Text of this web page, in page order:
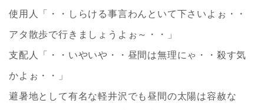
使用人「・・しらける事言わんといて下さいよぉ・・
アタ散歩で行きましょうよぉ～・・」
支配人「・・いやいや・・昼間は無理にゃ・・殺す気
かよぉ・・」
避暑地として有名な軽井沢でも昼間の太陽は容赦な